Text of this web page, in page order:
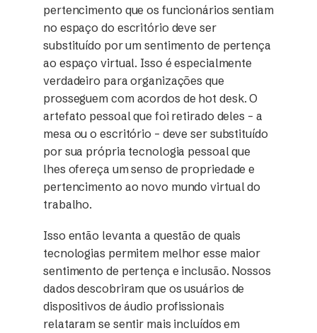
pertencimento que os funcionários sentiam
no espaço do escritório deve ser
substituído por um sentimento de pertença
ao espaço virtual. Isso é especialmente
verdadeiro para organizações que
prosseguem com acordos de hot desk. O
artefato pessoal que foi retirado deles – a
mesa ou o escritório – deve ser substituído
por sua própria tecnologia pessoal que
lhes ofereça um senso de propriedade e
pertencimento ao novo mundo virtual do
trabalho.
Isso então levanta a questão de quais
tecnologias permitem melhor esse maior
sentimento de pertença e inclusão. Nossos
dados descobriram que os usuários de
dispositivos de áudio profissionais
relataram se sentir mais incluídos em